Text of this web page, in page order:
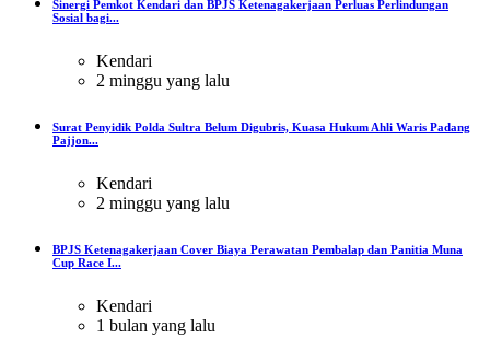
Sinergi Pemkot Kendari dan BPJS Ketenagakerjaan Perluas Perlindungan
Sosial bagi...
Kendari
2 minggu yang lalu
Surat Penyidik Polda Sultra Belum Digubris, Kuasa Hukum Ahli Waris Padang
Pajjon...
Kendari
2 minggu yang lalu
BPJS Ketenagakerjaan Cover Biaya Perawatan Pembalap dan Panitia Muna
Cup Race I...
Kendari
1 bulan yang lalu